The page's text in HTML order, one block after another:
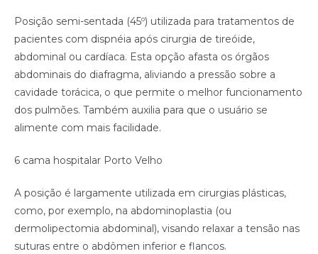
Posição semi-sentada (45º) utilizada para tratamentos de
pacientes com dispnéia após cirurgia de tireóide,
abdominal ou cardíaca. Esta opção afasta os órgãos
abdominais do diafragma, aliviando a pressão sobre a
cavidade torácica, o que permite o melhor funcionamento
dos pulmões. Também auxilia para que o usuário se
alimente com mais facilidade.
6 cama hospitalar Porto Velho
A posição é largamente utilizada em cirurgias plásticas,
como, por exemplo, na abdominoplastia (ou
dermolipectomia abdominal), visando relaxar a tensão nas
suturas entre o abdômen inferior e flancos.